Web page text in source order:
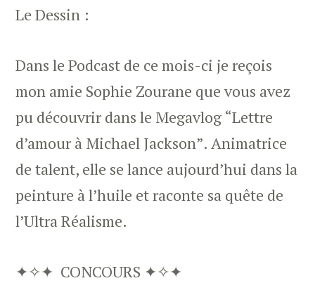
Le Dessin :
Dans le Podcast de ce mois-ci je reçois
mon amie Sophie Zourane que vous avez
pu découvrir dans le Megavlog “Lettre
d’amour à Michael Jackson”. Animatrice
de talent, elle se lance aujourd’hui dans la
peinture à l’huile et raconte sa quête de
l’Ultra Réalisme.
✦✧✦ CONCOURS ✦✧✦